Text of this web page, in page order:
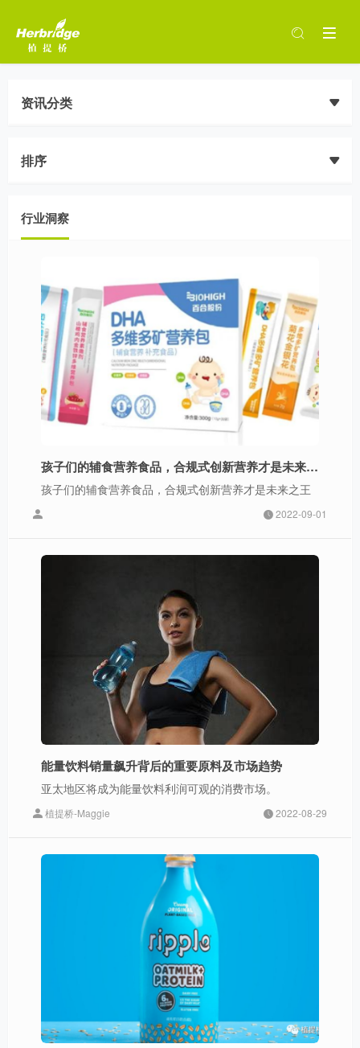
资讯分类
排序
行业洞察
孩子们的辅食营养食品，合规式创新营养才是未来之王
孩子们的辅食营养食品，合规式创新营养才是未来之王
2022-09-01
能量饮料销量飙升背后的重要原料及市场趋势
亚太地区将成为能量饮料利润可观的消费市场。
植提桥-Maggie 2022-08-29